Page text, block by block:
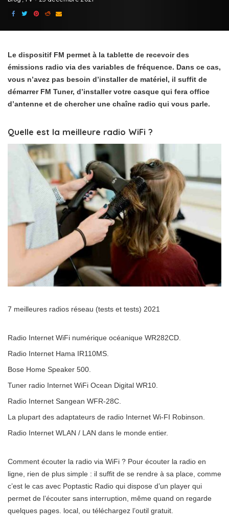
Le dispositif FM permet à la tablette de recevoir des
émissions radio via des variables de fréquence. Dans ce cas,
vous n’avez pas besoin d’installer de matériel, il suffit de
démarrer FM Tuner, d’installer votre casque qui fera office
d’antenne et de chercher une chaîne radio qui vous parle.
Quelle est la meilleure radio WiFi ?
7 meilleures radios réseau (tests et tests) 2021
Radio Internet WiFi numérique océanique WR282CD.
Radio Internet Hama IR110MS.
Bose Home Speaker 500.
Tuner radio Internet WiFi Ocean Digital WR10.
Radio Internet Sangean WFR-28C.
La plupart des adaptateurs de radio Internet Wi-FI Robinson.
Radio Internet WLAN / LAN dans le monde entier.
Comment écouter la radio via WiFi ? Pour écouter la radio en
ligne, rien de plus simple : il suffit de se rendre à sa place, comme
c’est le cas avec Poptastic Radio qui dispose d’un player qui
permet de l’écouter sans interruption, même quand on regarde
quelques pages. local, ou téléchargez l’outil gratuit.